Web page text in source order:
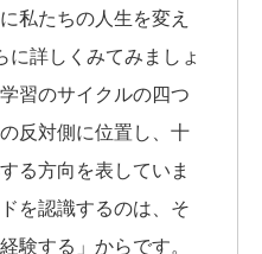
私たちの人生を変え
に詳しくみてみましょ
習のサイクルの四つ
反対側に位置し、十
る方向を表していま
を認識するのは、そ
験する」からです。